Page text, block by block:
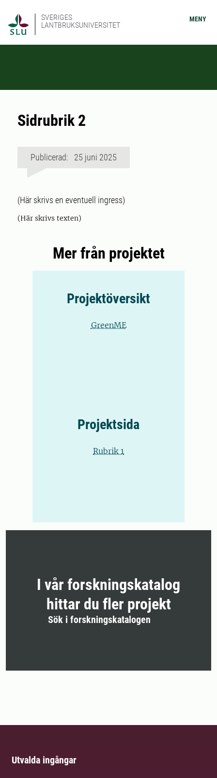
SVERIGES
LANTBRUKSUNIVERSITET
MENY
Sidrubrik 2
Publicerad: 25 juni 2025
(Här skrivs en eventuell ingress)
(Här skrivs texten)
Mer från projektet
Projektöversikt
GreenME
Projektsida
Rubrik 1
I vår forskningskatalog
hittar du fler projekt
Sök i forskningskatalogen
Utvalda ingångar